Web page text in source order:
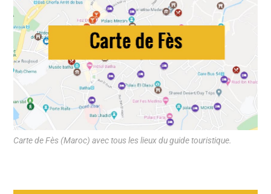
Carte de Fès (Maroc) avec tous les lieux du guide touristique.